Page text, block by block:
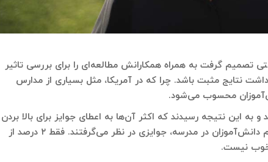
تصمیم گرفت به همراه همکارانش مطالعه‌ای را برای بررسی تاثیر
نتایج مثبت باشد. چرا که در آمریکا، مثل بسیاری از مدارس
محسوب می‌شود.
این نتیجه رسیدند که اکثر آن‌ها به اعطای جوایز برای بالا بردن
موفقیت اعتقاد دارند. همین‌طور برای حضور منظم دانش‌آموزان در مدرسه، جوایزی در نظر می‌گرفتند. فقط ۲ درصد از
خوب نیست.